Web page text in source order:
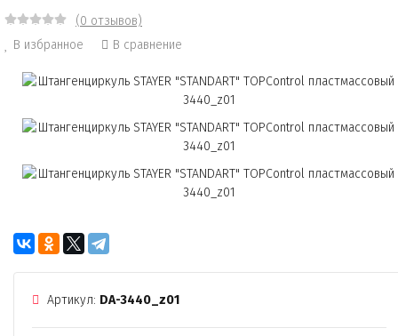
(0 отзывов)
В избранное
В сравнение
Артикул: DA-3440_z01